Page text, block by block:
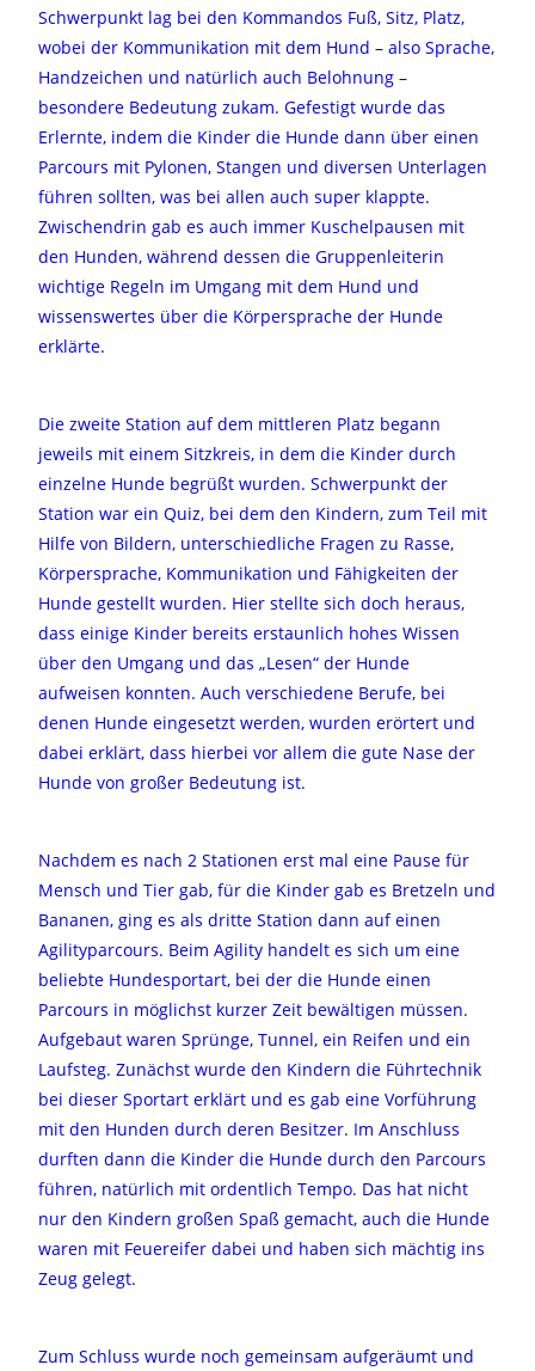
Schwerpunkt lag bei den Kommandos Fuß, Sitz, Platz,
wobei der Kommunikation mit dem Hund – also Sprache,
Handzeichen und natürlich auch Belohnung –
besondere Bedeutung zukam. Gefestigt wurde das
Erlernte, indem die Kinder die Hunde dann über einen
Parcours mit Pylonen, Stangen und diversen Unterlagen
führen sollten, was bei allen auch super klappte.
Zwischendrin gab es auch immer Kuschelpausen mit
den Hunden, während dessen die Gruppenleiterin
wichtige Regeln im Umgang mit dem Hund und
wissenswertes über die Körpersprache der Hunde
erklärte.
Die zweite Station auf dem mittleren Platz begann
jeweils mit einem Sitzkreis, in dem die Kinder durch
einzelne Hunde begrüßt wurden. Schwerpunkt der
Station war ein Quiz, bei dem den Kindern, zum Teil mit
Hilfe von Bildern, unterschiedliche Fragen zu Rasse,
Körpersprache, Kommunikation und Fähigkeiten der
Hunde gestellt wurden. Hier stellte sich doch heraus,
dass einige Kinder bereits erstaunlich hohes Wissen
über den Umgang und das „Lesen“ der Hunde
aufweisen konnten. Auch verschiedene Berufe, bei
denen Hunde eingesetzt werden, wurden erörtert und
dabei erklärt, dass hierbei vor allem die gute Nase der
Hunde von großer Bedeutung ist.
Nachdem es nach 2 Stationen erst mal eine Pause für
Mensch und Tier gab, für die Kinder gab es Bretzeln und
Bananen, ging es als dritte Station dann auf einen
Agilityparcours. Beim Agility handelt es sich um eine
beliebte Hundesportart, bei der die Hunde einen
Parcours in möglichst kurzer Zeit bewältigen müssen.
Aufgebaut waren Sprünge, Tunnel, ein Reifen und ein
Laufsteg. Zunächst wurde den Kindern die Führtechnik
bei dieser Sportart erklärt und es gab eine Vorführung
mit den Hunden durch deren Besitzer. Im Anschluss
durften dann die Kinder die Hunde durch den Parcours
führen, natürlich mit ordentlich Tempo. Das hat nicht
nur den Kindern großen Spaß gemacht, auch die Hunde
waren mit Feuereifer dabei und haben sich mächtig ins
Zeug gelegt.
Zum Schluss wurde noch gemeinsam aufgeräumt und